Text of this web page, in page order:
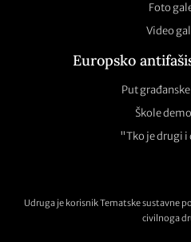
Foto
Video
Europsko
Put
Škole
"Tko je drugi
Udruga je korisnik Tematske sustavne
civilnoga